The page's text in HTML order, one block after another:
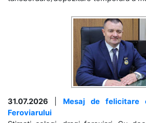
31.07.2026
Mesaj de felicitare
Feroviarului